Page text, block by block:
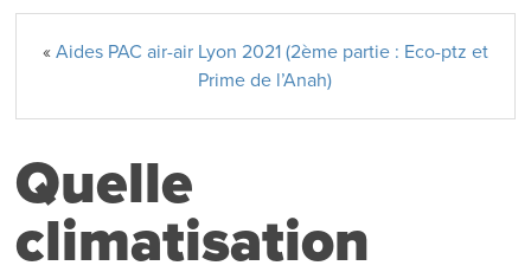
« Aides PAC air-air Lyon 2021 (2ème partie : Eco-ptz et
Prime de l’Anah)
Quelle
climatisation